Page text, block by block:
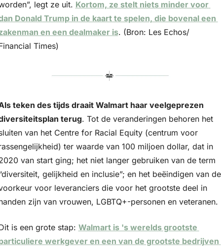
legt ze uit. Kortom, ze stelt niets minder voor
Donald Trump in de kaart te spelen, die bovenal een
en een dealmaker is. (Bron: Les Echos/
Times)
teken des tijds draait Walmart haar veelgeprezen
terug. Tot de veranderingen behoren het
van het Centre for Racial Equity (centrum voor
ter waarde van 100 miljoen dollar, dat in
van start ging; het niet langer gebruiken van de term
gelijkheid en inclusie”; en het beëindigen van de
voor leveranciers die voor het grootste deel in
zijn van vrouwen, LGBTQ+-personen en veteranen.
is een grote stap: Walmart is 's werelds grootste
werkgever en een van de grootste bedrijven